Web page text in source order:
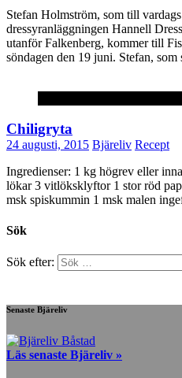
Stefan Holmström, som till
dressyranläggningen Hannell
utanför Falkenberg, kommer till
söndagen den 19 juni. Stefan, som
Chiligryta
24 augusti, 2015 Bjäreliv Recept
Ingredienser: 1 kg högrev eller
lökar 3 vitlöksklyftor 1 stor röd
msk spiskummin 1 msk malen
Sök
Sök efter:
Senaste Bjäreliv
Läs senaste Bjäreliv »